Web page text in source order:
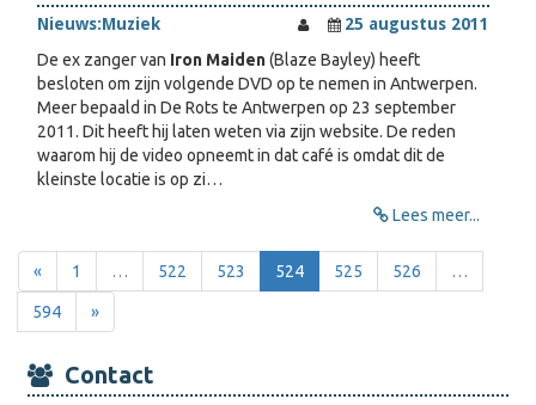
Nieuws:Muziek
25 augustus 2011
De ex zanger van Iron Maiden(Blaze Bayley) heeft
besloten om zijn volgende DVD op te nemen in Antwerpen.
Meer bepaald in De Rots te Antwerpen op 23 september
2011. Dit heeft hij laten weten via zijn website. De reden
waarom hij de video opneemt in dat café is omdat dit de
kleinste locatie is op zi…
Lees meer...
« 1 … 522 523 524 525 526 …
594 »
Contact